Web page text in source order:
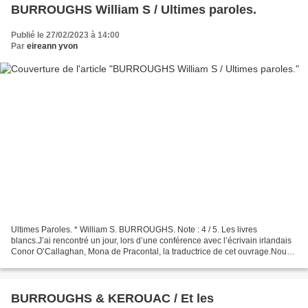
BURROUGHS William S / Ultimes paroles.
Publié le 27/02/2023 à 14:00
Par eireann yvon
Ultimes Paroles. * William S. BURROUGHS. Note : 4 / 5. Les livres
blancs.J’ai rencontré un jour, lors d’une conférence avec l’écrivain irlandais
Conor O’Callaghan, Mona de Pracontal, la traductrice de cet ouvrage.Nous
BURROUGHS & KEROUAC / Et les